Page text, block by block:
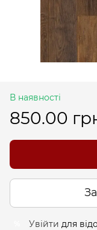
В наявності
850.00
Увійти для